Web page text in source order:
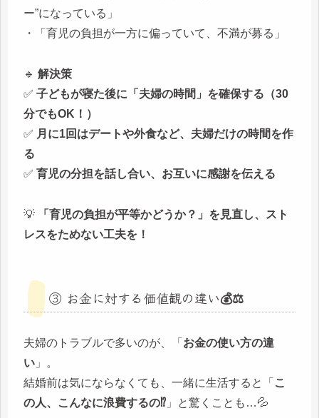
ー”になっている」
・「育児の負担が一方に偏っていて、不満が募る」
🔹 解決策
✅ 子どもが寝た後に「夫婦の時間」を確保する（30
分でもOK！）
✅ 月に1回はデートや外食など、夫婦だけの時間を作
る
✅ 育児の分担を話し合い、お互いに感謝を伝える
💡
「育児の負担が平等かどうか？」を見直し、スト
レスをためない工夫を！
③ お金に対する価値観の違い💰⚖️
夫婦のトラブルで多いのが、「 お金の使い方の違
い 」。
結婚前は気にならなくても、一緒に生活すると「 こ
の人、こんなに浪費するの⁉️ 」と驚くことも…💦